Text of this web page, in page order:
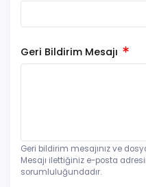
Geri Bildirim Mesajı
Geri bildirim mesajınız ve
Mesajı ilettiğiniz e-posta
sorumluluğundadır.